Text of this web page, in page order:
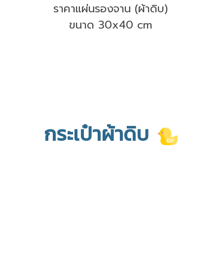
ราคาแผ่นรองจาน (ผ้าดิบ)
ขนาด 30x40 cm
กระเป๋าผ้าดิบ